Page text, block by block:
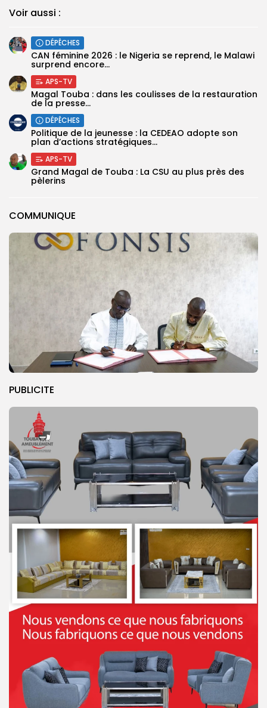
COMMUNIQUE
PUBLICITE
Voir aussi :
DÉPÊCHES
‎CAN féminine 2026 : le Nigeria se reprend, le Malawi
surprend encore...
APS-TV
Magal Touba : dans les coulisses de la restauration
de la presse...
DÉPÊCHES
Politique de la jeunesse : la CEDEAO adopte son
plan d’actions stratégiques...
APS-TV
Grand Magal de Touba : La CSU au plus près des
pèlerins